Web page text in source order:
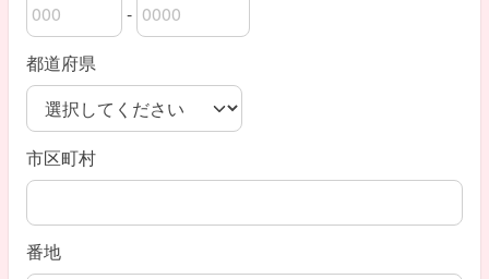
郵便番号の上3桁
-
郵便番号の下4桁
都道府県
市区町村
番地